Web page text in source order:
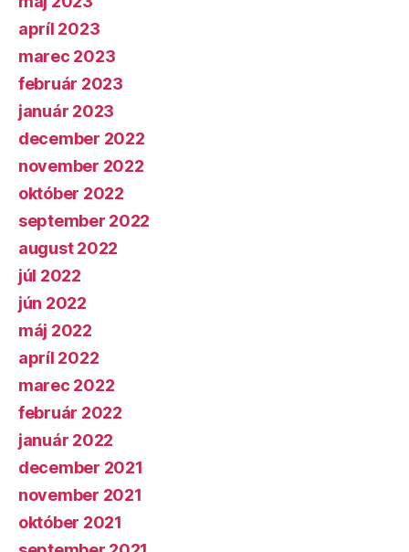
apríl 2023
marec 2023
február 2023
január 2023
december 2022
november 2022
október 2022
september 2022
august 2022
júl 2022
jún 2022
máj 2022
apríl 2022
marec 2022
február 2022
január 2022
december 2021
november 2021
október 2021